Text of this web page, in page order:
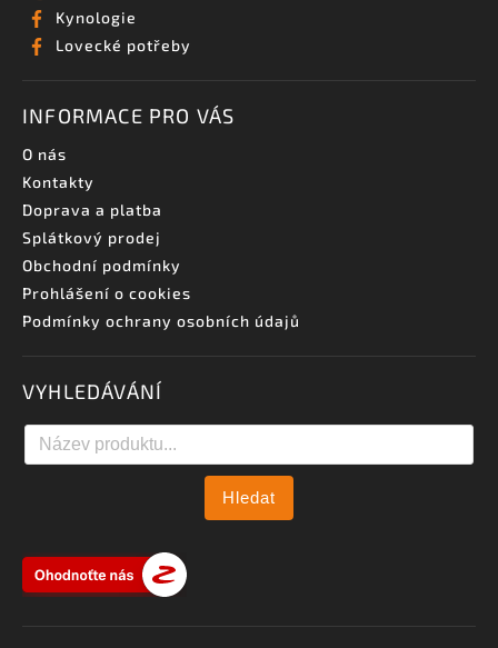
Kynologie
Lovecké potřeby
INFORMACE PRO VÁS
O nás
Kontakty
Doprava a platba
Splátkový prodej
Obchodní podmínky
Prohlášení o cookies
Podmínky ochrany osobních údajů
VYHLEDÁVÁNÍ
Hledat